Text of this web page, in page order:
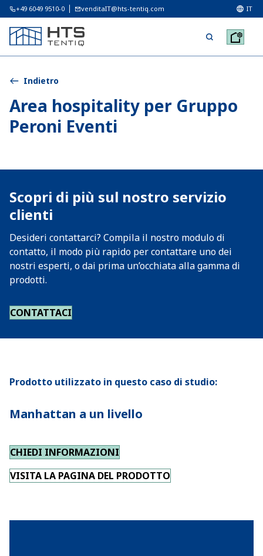
+49 6049 9510-0 venditaIT@hts-tentiq.com IT
Indietro
Area hospitality per Gruppo
Peroni Eventi
Scopri di più sul nostro servizio
clienti
Desideri contattarci? Compila il nostro modulo di
contatto, il modo più rapido per contattare uno dei
nostri esperti, o dai prima un’occhiata alla gamma di
prodotti.
CONTATTACI
Prodotto utilizzato in questo caso di studio:
Manhattan a un livello
CHIEDI INFORMAZIONI
VISITA LA PAGINA DEL PRODOTTO